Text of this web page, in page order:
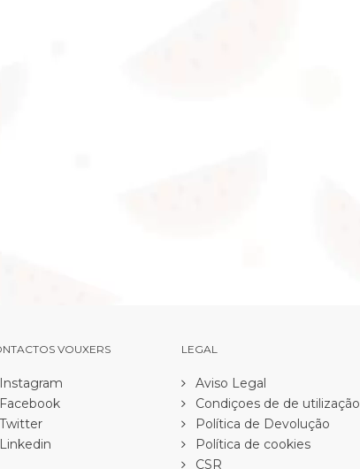
VOUXERS
Instagram
Facebook
Twitter
Linkedin
LEGAL
Aviso Legal
Condiçoes de de utilização
Política de Devolução
Política de cookies
CSR